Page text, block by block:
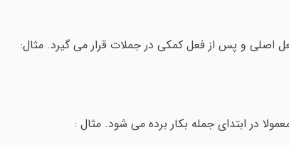
اصلی و پس از فعل کمکی در جملات قرار می گیرد. مثال: